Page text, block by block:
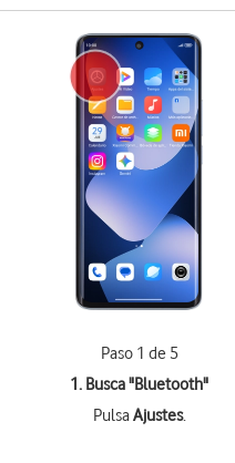
Paso 1 de 5
1. Busca "Bluetooth"
PulsaAjustes.